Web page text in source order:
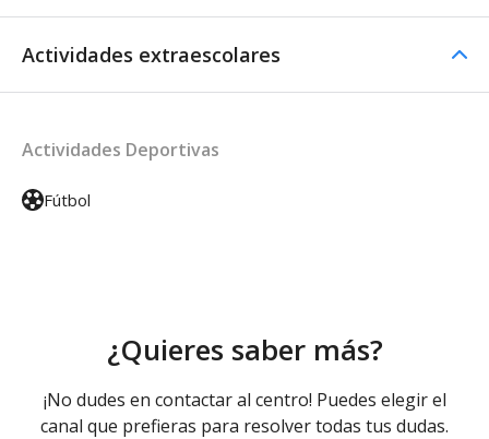
Actividades extraescolares
Actividades Deportivas
Fútbol
¿Quieres saber más?
¡No dudes en contactar al centro! Puedes elegir el
canal que prefieras para resolver todas tus dudas.